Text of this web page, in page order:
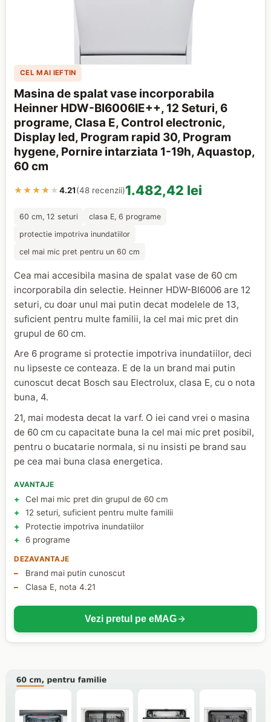
CEL MAI IEFTIN
Masina de spalat vase incorporabila
Heinner HDW-BI6006IE++, 12 Seturi, 6
programe, Clasa E, Control electronic,
Display led, Program rapid 30, Program
hygene, Pornire intarziata 1-19h, Aquastop,
60 cm
★★★★ ★4.21(48 recenzii)1.482,42 lei
60 cm, 12 seturi
clasa E, 6 programe
protectie impotriva inundatiilor
cel mai mic pret pentru un 60 cm
Cea mai accesibila masina de spalat vase de 60 cm
incorporabila din selectie. Heinner HDW-BI6006 are 12
seturi, cu doar unul mai putin decat modelele de 13,
suficient pentru multe familii, la cel mai mic pret din
grupul de 60 cm.
Are 6 programe si protectie impotriva inundatiilor, deci
nu lipseste ce conteaza. E de la un brand mai putin
cunoscut decat Bosch sau Electrolux, clasa E, cu o nota
buna, 4.
21, mai modesta decat la varf. O iei cand vrei o masina
de 60 cm cu capacitate buna la cel mai mic pret posibil,
pentru o bucatarie normala, si nu insisti pe brand sau
pe cea mai buna clasa energetica.
AVANTAJE
Cel mai mic pret din grupul de 60 cm
12 seturi, suficient pentru multe familii
Protectie impotriva inundatiilor
6 programe
DEZAVANTAJE
Brand mai putin cunoscut
Clasa E, nota 4.21
Vezi pretul pe eMAG